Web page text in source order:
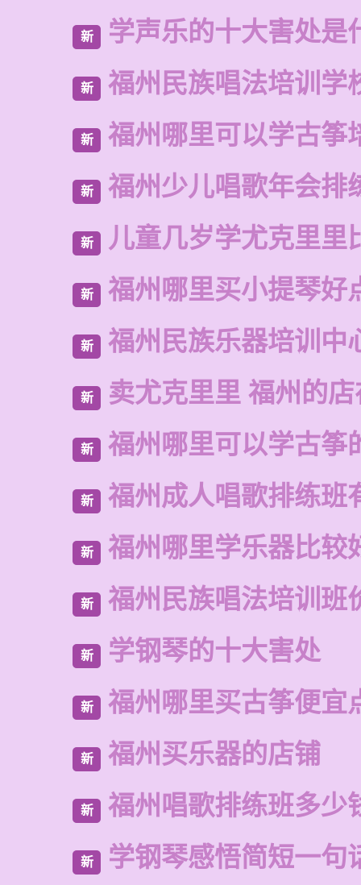
新 学声乐的十大害处是
新 福州民族唱法培训学
新 福州哪里可以学古筝
新 福州少儿唱歌年会排
新 儿童几岁学尤克里里
新 福州哪里买小提琴好
新 福州民族乐器培训中
新 卖尤克里里 福州的
新 福州哪里可以学古筝
新 福州成人唱歌排练班
新 福州哪里学乐器比较
新 福州民族唱法培训班
新 学钢琴的十大害处
新 福州哪里买古筝便宜
新 福州买乐器的店铺
新 福州唱歌排练班多少
新 学钢琴感悟简短一句